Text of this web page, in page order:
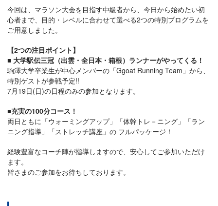
今回は、マラソン大会を目指す中級者から、今日から始めたい初
心者まで、目的・レベルに合わせて選べる2つの特別プログラムを
ご用意しました。
【2つの注目ポイント】
■ 大学駅伝三冠（出雲・全日本・箱根）ランナーがやってくる！
駒澤大学卒業生が中心メンバーの「Ggoat Running Team」から、
特別ゲストが参戦予定!!
7月19日(日)の日程のみの参加となります。
■充実の100分コース！
両日ともに「ウォーミングアップ」「体幹トレ－ニング」「ラン
ニング指導」「ストレッチ講座」の フルパッケージ！
経験豊富なコーチ陣が指導しますので、安心してご参加いただけ
ます。
皆さまのご参加をお待ちしております。